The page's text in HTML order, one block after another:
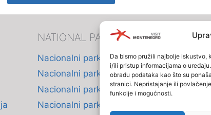
Da bismo pružili najbolje
i/ili pristup informacijama o
obradu podataka kao što su
stranici. Nepristajanje ili
funkcije i mogućnosti.
NATIONAL PARKS
Nacionalni park Durmitor
Nacionalni park Prokletije
Nacionalni park Lovćen
Nacionalni park Skadarsko jezero
O